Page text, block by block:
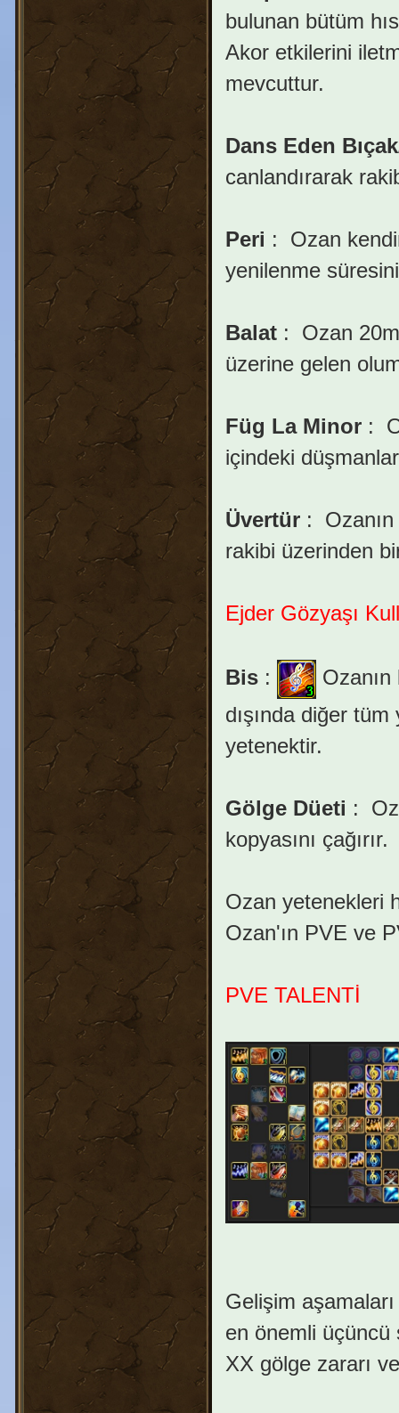
bulunan bütüm
Akor etkilerini
mevcuttur.
Dans Eden
canlandırarak
Peri :
Ozan
yenilenme
Balat:
Ozan
üzerine gelen
Füg La Minor:
içindeki
Üvertür:
rakibi üzerinden
Ejder Gözyaşı
Bis:
dışında diğer
yetenektir.
Gölge Düeti :
kopyasını çağırır.
Ozan yetenekleri
Ozan'ın PVE ve
PVE TALENTİ
Gelişim
en önemli üçüncü
XX gölge zararı